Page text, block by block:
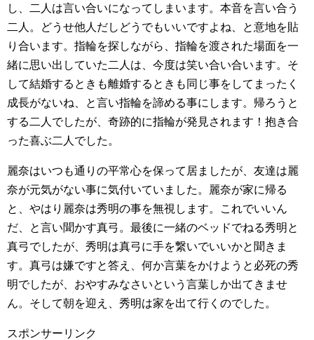
し、二人は言い合いになってしまいます。本音を言い合う
二人。どうせ他人だしどうでもいいですよね、と意地を貼
り合います。指輪を探しながら、指輪を渡された場面を一
緒に思い出していた二人は、今度は笑い合い合います。そ
して結婚するときも離婚するときも同じ事をしてまったく
成長がないね、と言い指輪を諦める事にします。帰ろうと
する二人でしたが、奇跡的に指輪が発見されます！抱き合
った喜ぶ二人でした。
麗奈はいつも通りの平常心を保って居ましたが、友達は麗
奈が元気がない事に気付いていました。麗奈が家に帰る
と、やはり麗奈は秀明の事を無視します。これでいいん
だ、と言い聞かす真弓。最後に一緒のベッドでねる秀明と
真弓でしたが、秀明は真弓に手を繋いでいいかと聞きま
す。真弓は嫌ですと答え、何か言葉をかけようと必死の秀
明でしたが、おやすみなさいという言葉しか出てきませ
ん。そして朝を迎え、秀明は家を出て行くのでした。
スポンサーリンク